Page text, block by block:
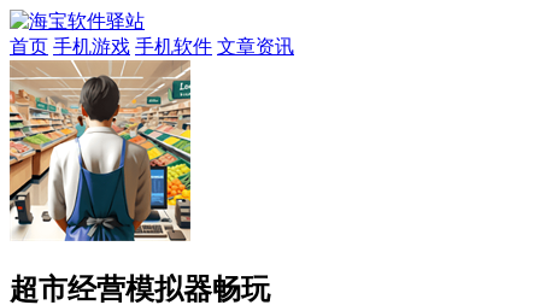
首页 手机游戏 手机软件 文章资讯
超市经营模拟器畅玩